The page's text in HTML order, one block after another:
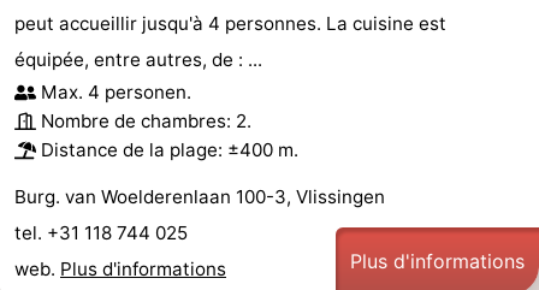
peut accueillir jusqu'à 4 personnes. La cuisine est
équipée, entre autres, de : ...
Max. 4 personen.
Nombre de chambres: 2.
Distance de la plage: ±400 m.
Burg. van Woelderenlaan 100-3, Vlissingen
tel. +31 118 744 025
web. Plus d'informations Plus d'informations